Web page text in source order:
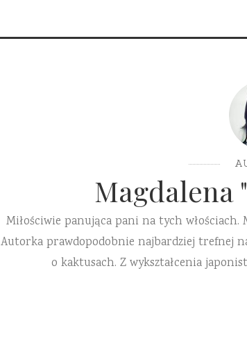
Magdalena
Miłościwie panująca pani na tych
Autorka prawdopodobnie najbardziej trefnej
o kaktusach. Z wykształcenia